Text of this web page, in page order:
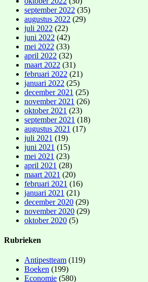
september 2022 (35)
augustus 2022 (29)
juli 2022 (22)
juni 2022 (42)
mei 2022 (33)
april 2022 (32)
maart 2022 (31)
februari 2022 (21)
januari 2022 (25)
december 2021 (25)
november 2021 (26)
oktober 2021 (23)
september 2021 (18)
augustus 2021 (17)
juli 2021 (19)
juni 2021 (15)
mei 2021 (23)
april 2021 (28)
maart 2021 (20)
februari 2021 (16)
januari 2021 (21)
december 2020 (29)
november 2020 (29)
oktober 2020 (5)
Rubrieken
Antipestteam (119)
Boeken (199)
Economie (580)